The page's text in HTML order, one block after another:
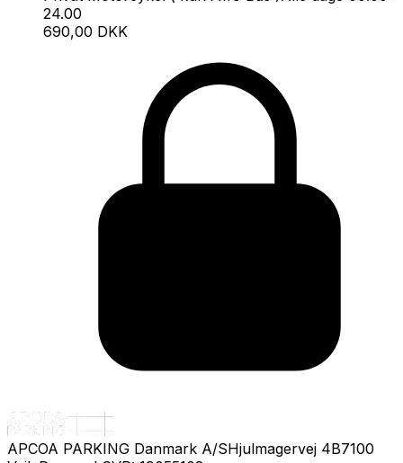
24.00
690,00 DKK
APCOA PARKING Danmark A/SHjulmagervej 4B7100